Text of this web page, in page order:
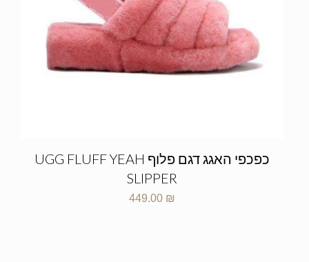
כפכפי האגג דגם פלוף UGG FLUFF YEAH
SLIPPER
449.00 ₪